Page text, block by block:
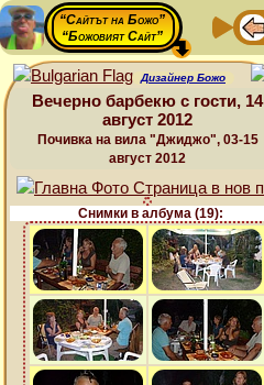
“Сайтът на Божо”
“Божовият Сайт”
Дизайнер Божо
Вечерно барбекю с гости, 14
август 2012
Почивка на вила "Джиджо", 03-15
август 2012
Снимки в албума (19):